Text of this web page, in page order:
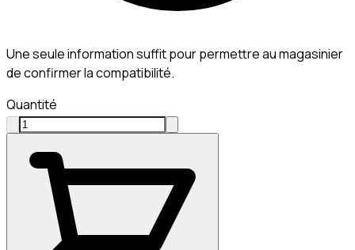
Une seule information suffit pour permettre au magasinier
de confirmer la compatibilité.
Quantité